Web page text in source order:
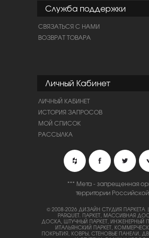
Служба поддержки
СВЯЗАТЬСЯ С НАМИ
ВОЗВРАТ ТОВАРА
Личный Кабинет
ЛИЧНЫЙ КАБИНЕТ
ИСТОРИЯ ЗАПРОСОВ
МОЙ СПИСОК
РАССЫЛКА
*** Мета - запрещенная
территории
© 2008-2026 ДИЗАЙН СТУДИЯ ПАРКЕТА |
PARQUET. ПАРКЕТ, МАССИВНАЯ
ДОСКА, ШТУЧНЫЙ ПАРКЕТ, ИНЖЕНЕРНЫЙ
ИТАЛЬЯНСКИЙ ПАРКЕТ,
ПОКРЫТИЯ, КОВРЫ, СТЕНОВЫЕ ПАНЕЛИ,